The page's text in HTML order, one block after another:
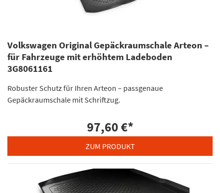
Volkswagen Original Gepäckraumschale Arteon –
für Fahrzeuge mit erhöhtem Ladeboden
3G8061161
Robuster Schutz für Ihren Arteon – passgenaue
Gepäckraumschale mit Schriftzug.
97,60 €*
ZUM PRODUKT